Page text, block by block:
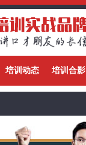
培训动态 培训合影